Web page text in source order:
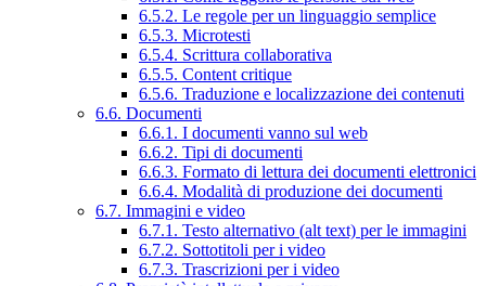
6.5.2. Le regole per un linguaggio semplice
6.5.3. Microtesti
6.5.4. Scrittura collaborativa
6.5.5. Content critique
6.5.6. Traduzione e localizzazione dei contenuti
6.6. Documenti
6.6.1. I documenti vanno sul web
6.6.2. Tipi di documenti
6.6.3. Formato di lettura dei documenti elettronici
6.6.4. Modalità di produzione dei documenti
6.7. Immagini e video
6.7.1. Testo alternativo (alt text) per le immagini
6.7.2. Sottotitoli per i video
6.7.3. Trascrizioni per i video